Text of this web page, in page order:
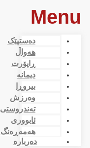
Menu
دەستپێک
هەواڵ
ڕاپۆرت
دیمانە
بیروڕا
وەرزش
تەندروستی
ئابووری
هەمەڕەنگ
دەربارە